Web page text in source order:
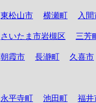
東松山市 横瀬町 入間
さいたま市岩槻区 三芳
朝霞市 長瀞町 久喜市
永平寺町 池田町 福井